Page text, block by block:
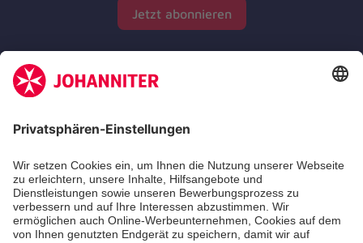
Jetzt abonnieren
Zertifizierung der Johanniter-Unfall-Hilfe e.V.
Die Johanniter GmbH führt das Spendenzertifikat
des Deutschen Spendenrats e.V.